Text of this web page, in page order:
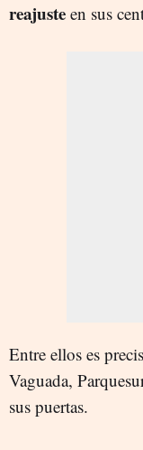
reajuste en sus
Entre ellos es
Vaguada,
sus puertas.